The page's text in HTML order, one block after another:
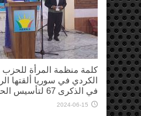
كلمة منظمة المرأة للحزب
الكردي في سوريا ألقتها
في الذكرى 67 لتأسيس الحزب
2024-06-15